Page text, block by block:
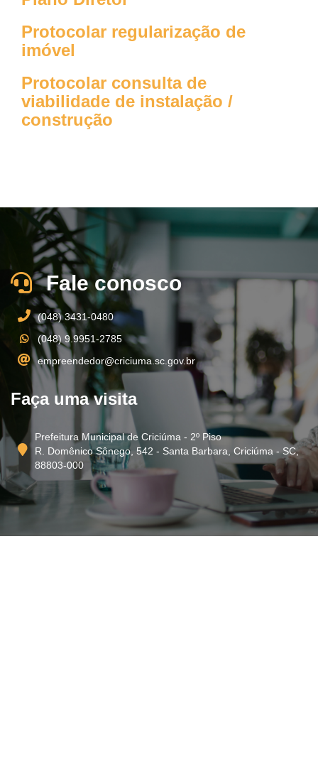
Protocolar regularização de
imóvel
Protocolar consulta de
viabilidade de instalação /
construção
Fale conosco
(048) 3431-0480
(048) 9.9951-2785
empreendedor@criciuma.sc.gov.br
Faça uma visita
Prefeitura Municipal de Criciúma - 2º Piso
R. Domênico Sônego, 542 - Santa Barbara, Criciúma - SC,
88803-000